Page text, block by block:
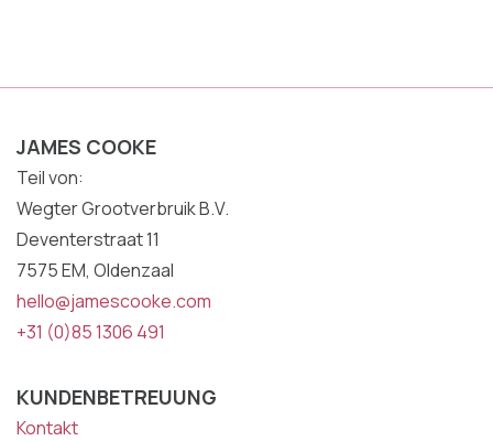
JAMES COOKE
Teil von:
Wegter Grootverbruik B.V.
Deventerstraat 11
7575 EM, Oldenzaal
hello@jamescooke.com
+31 (0)85 1306 491
KUNDENBETREUUNG
Kontakt